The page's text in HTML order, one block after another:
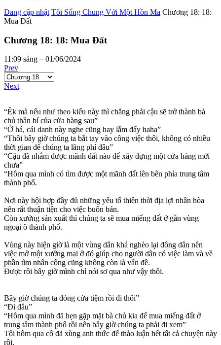
Đang cập nhật Tôi Sống Chung Với Một Hồn Ma Chương 18: 18:
Mua Đất
Chương 18: 18: Mua Đất
11:09 sáng – 01/06/2024
Prev
Next
“Êk mà nếu như theo kiểu này thì chẳng phải cậu sẽ trở thành bà
chủ thần bí của cửa hàng sau”
“Ờ há, cái danh này nghe cũng hay lắm đấy haha”
“Thôi bây giờ chúng ta bắt tay vào công việc thôi, không có nhiều
thời gian để chúng ta lãng phí đâu”
“Cậu đã nhắm được mãnh đất nào để xây dựng một cửa hàng mới
chưa”
“Hôm qua mình có tìm được một mãnh đất lên bên phía trung tâm
thành phố.
Nơi này hội hợp đầy đủ những yếu tố thiên thời địa lợi nhân hòa
nên rất thuận tiện cho việc buôn bán.
Còn xưởng sản xuất thì chúng ta sẽ mua miếng đất ở gần vùng
ngoại ô thành phố.
Vùng này hiện giờ là một vùng dân khá nghèo lại đông dân nên
việc mở một xưởng mai ở đó giúp cho người dân có việc làm và về
phần tìm nhân công cũng không còn là vấn đề.
Được rồi bây giờ mình chỉ nói sơ qua như vậy thôi.
Bây giờ chúng ta đóng cửa tiệm rồi đi thôi”
“Đi đâu”
“Hôm qua mình đã hẹn gặp mặt bà chủ kia để mua miếng đất ở
trung tâm thành phố rồi nên bây giờ chúng ta phải đi xem”
Tối hôm qua cô đã xùng anh thức để thảo luận hết tất cả chuyện này
rồi.